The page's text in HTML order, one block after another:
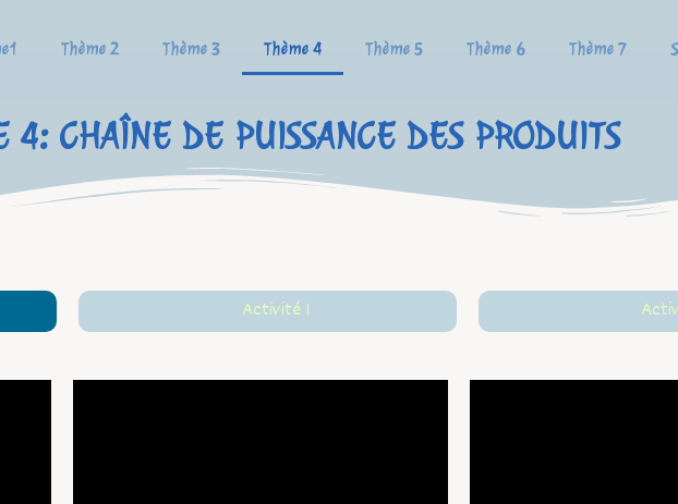
Thème 2 Thème 3 Thème 4 Thème 5 Thème 6 Thème 7
4: CHAÎNE DE PUISSANCE DES PRODUITS
Activité 1